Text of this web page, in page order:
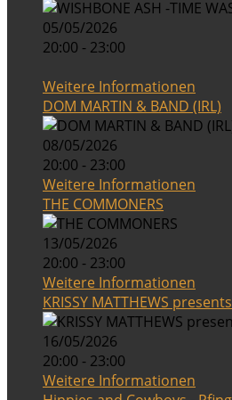
05/05/2026
20:00 - 23:00
Weitere Informationen
DOM MARTIN & BAND (IRL)
08/05/2026
20:00 - 23:00
Weitere Informationen
THE COMMONERS
13/05/2026
20:00 - 23:00
Weitere Informationen
KRISSY MATTHEWS
16/05/2026
20:00 - 23:00
Weitere Informationen